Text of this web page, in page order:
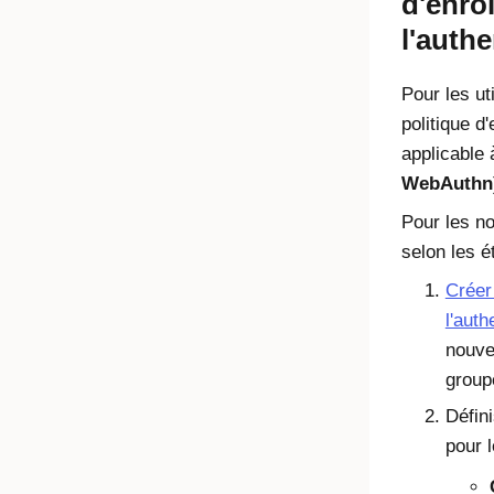
Pour les
politique
applicable
Pour les
selon les
pour